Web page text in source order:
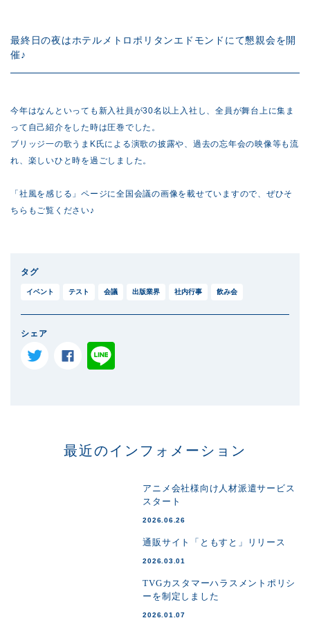
最終日の夜はホテルメトロポリタンエドモンドにて懇親会を開
催♪
今年はなんといっても新入社員が30名以上入社し、全員が舞台上に集ま
って自己紹介をした時は圧巻でした。
ブリッジ一の歌うまK氏による演歌の披露や、過去の忘年会の映像等も流
れ、楽しいひと時を過ごしました。
「社風を感じる」ページに全国会議の画像を載せていますので、ぜひそ
ちらもご覧ください♪
タグ
イベント テスト 会議 出版業界 社内行事 飲み会
シェア
最近のインフォメーション
アニメ会社様向け人材派遣サービス
スタート
2026.06.26
通販サイト「ともすと」リリース
2026.03.01
TVGカスタマーハラスメントポリシ
ーを制定しました
2026.01.07